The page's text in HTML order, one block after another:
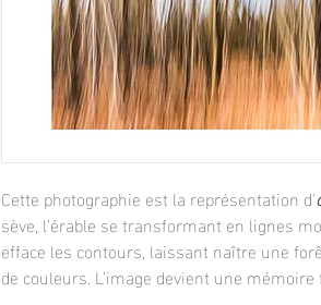
Cette photographie est la représentation d'
sève, l’érable se transformant en lignes
efface les contours, laissant naître une
de couleurs. L’image devient une